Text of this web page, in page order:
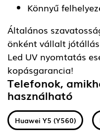
Könnyű
Általános
önként vállalt
Led UV nyomtatás
kopásgarancia!
Telefonok,
használható
Huawei Y5 (Y560)